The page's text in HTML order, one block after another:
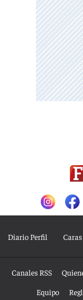
Diario Perfil Caras
Canales RSS
Equipo